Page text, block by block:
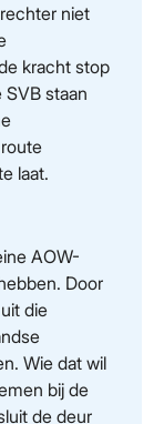
niet
kracht stop
staan
laat.
AOW-
Door
die
Wie dat wil
bij de
de deur